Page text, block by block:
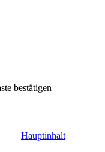
bestätigen
Hauptinhalt